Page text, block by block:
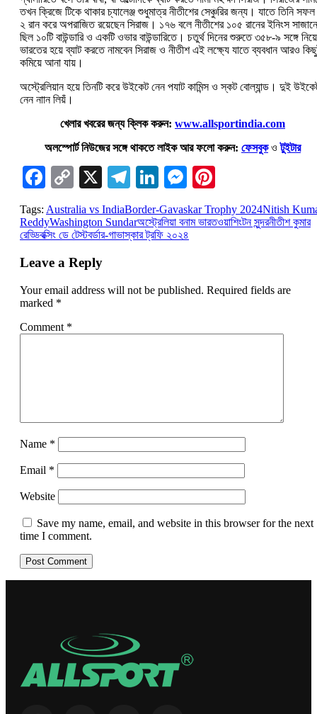
তখন ক্রিজে টিকে থাকার চ্যালেঞ্জ শুধুমাত্র নীতীশের সেঞ্চুরির জন্য। যাতে তিনি
২ রান করে অপরাজিত রয়েছেন সিরাজ। ১৭৬ বলে নীতীশের ১০৫ রানের ইনিংস
ছিল ১০টি বাউন্ডারি ও একটি ওভার বাউন্ডারিতে। চতুর্থ দিনের শুরুতে ৩৫৮-৯ সঙ্গে নিয়ে
ভারতের হয়ে ব্যাট করতে নামবেন সিরাজ ও নীতীশ এই লক্ষ্যে যাতে ব্যবধান আরও
কমিয়ে আনা যায়।
অস্ট্রেলিয়ান হয়ে তিনটি করে উইকেট নেন পযাট কামিন্স ও স্কট বোল্যান্ড। দুই
নেন নাান লিয়ঁ।
খেলার খবরের জন্য ক্লিক করুন: www.allsportindia.com
অলস্পোর্ট নিউজের সঙ্গে থাকতে লাইক আর ফলো করুন: ফেসবুকওটুইটার
Facebook
Copy
Link
X Telegram
LinkedIn
Messenger
Tags: Australia vs IndiaBorder-Gavaskar Trophy 2024Nitish
ReddyWashington Sundarঅস্ট্রেলিয়া বনাম ভারতওয়াশিংটন সুন্দরনীতীশ কুমার
রেড্ডিবক্সিং ডে টেস্টবর্ডার-গাভাস্কার ট্রফি ২০২৪
Leave a Reply
Your email address will not be published. Required fields are
marked *
Comment *
Name *
Email *
Website
Save my name, email, and website in this browser for the next
time I comment.